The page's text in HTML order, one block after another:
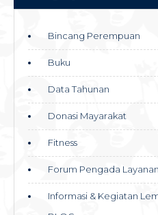
Bincang Perempuan
Buku
Data Tahunan
Donasi Mayarakat
Fitness
Forum Pengada Layanan
Informasi & Kegiatan